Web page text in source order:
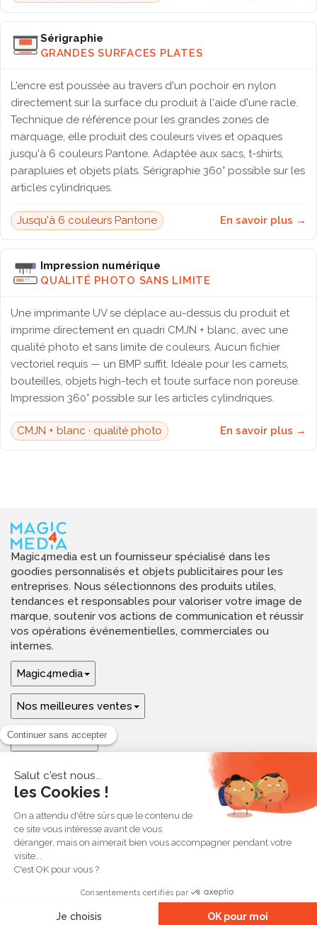
Sérigraphie
GRANDES SURFACES PLATES
L'encre est poussée au travers d'un pochoir en nylon
directement sur la surface du produit à l'aide d'une racle.
Technique de référence pour les grandes zones de
marquage, elle produit des couleurs vives et opaques
jusqu'à 6 couleurs Pantone. Adaptée aux sacs, t-shirts,
parapluies et objets plats. Sérigraphie 360° possible sur les
articles cylindriques.
Jusqu'à 6 couleurs Pantone En savoir plus →
Impression numérique
QUALITÉ PHOTO SANS LIMITE
Une imprimante UV se déplace au-dessus du produit et
imprime directement en quadri CMJN + blanc, avec une
qualité photo et sans limite de couleurs. Aucun fichier
vectoriel requis — un BMP suffit. Idéale pour les carnets,
bouteilles, objets high-tech et toute surface non poreuse.
Impression 360° possible sur les articles cylindriques.
CMJN + blanc · qualité photo En savoir plus →
Magic4media est un fournisseur spécialisé dans les
goodies personnalisés et objets publicitaires pour les
entreprises. Nous sélectionnons des produits utiles,
tendances et responsables pour valoriser votre image de
marque, soutenir vos actions de communication et réussir
vos opérations événementielles, commerciales ou
internes.
Magic4media
Nos meilleures ventes
Guides & aide
Ressources & inspirations
© 2026 Magic4media